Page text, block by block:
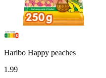
Haribo Happy peaches
1 .99